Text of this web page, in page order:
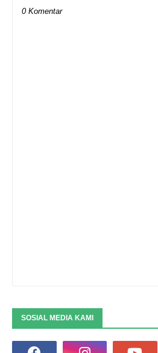
0 Komentar
SOSIAL MEDIA KAMI